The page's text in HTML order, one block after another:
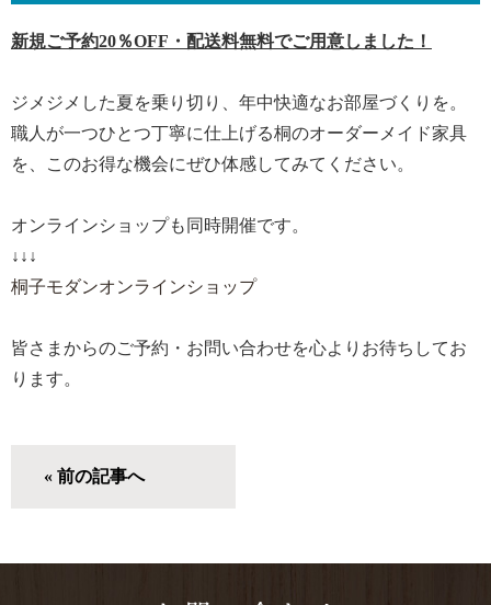
新規ご予約20％OFF・配送料無料でご用意しました！
ジメジメした夏を乗り切り、年中快適なお部屋づくりを。
職人が一つひとつ丁寧に仕上げる桐のオーダーメイド家具
を、このお得な機会にぜひ体感してみてください。
オンラインショップも同時開催です。
↓↓↓
桐子モダンオンラインショップ
皆さまからのご予約・お問い合わせを心よりお待ちしてお
ります。
« 前の記事へ